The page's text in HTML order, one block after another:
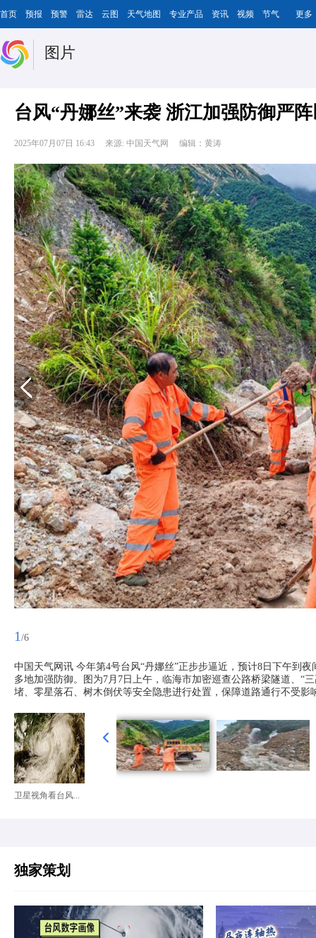
首页 预报 预警 雷达 云图 天气地图 专业产品 资讯 视频 节气 更多
图片
台风“丹娜丝”来袭 浙江加强防御严
2025年07月07日 16:43 来源: 中国天气网 编辑：黄涛
1 /6
中国天气网讯 今年第4号台风“丹娜丝”正步步逼近，预计8日下午到
多地加强防御。图为7月7日上午，临海市加密巡查公路桥梁隧道、“
堵、零星落石、树木倒伏等安全隐患进行处置，保障道路通行不受影
卫星视角看台风...
独家策划